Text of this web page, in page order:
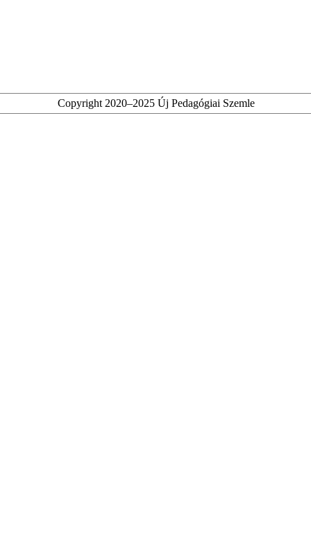
Copyright 2020–2025 Új Pedagógiai Szemle